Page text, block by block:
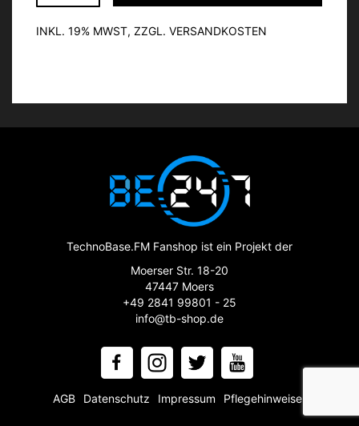
INKL. 19% MWST, ZZGL. VERSANDKOSTEN
TechnoBase.FM Fanshop ist ein Projekt der
Moerser Str. 18-20
47447 Moers
+49 2841 99801 - 25
info@tb-shop.de
AGB Datenschutz Impressum Pflegehinweise